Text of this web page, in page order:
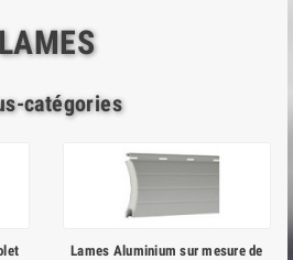
LAMES
catégories
Lames Aluminium sur mesure de